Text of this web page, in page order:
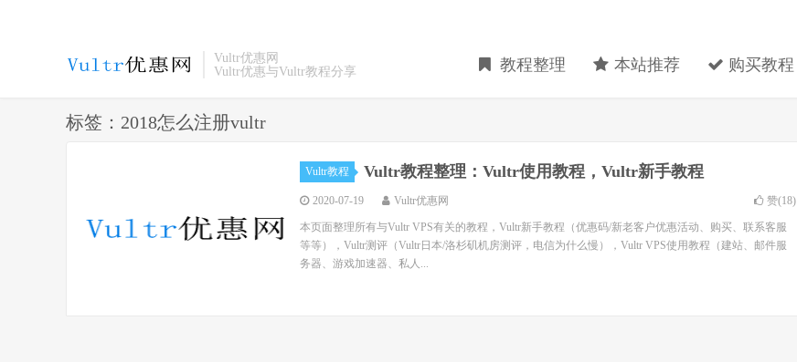
Vultr优惠网
Vultr优惠与Vultr教程分享
教程整理 本站推荐 购买教程
标签：2018怎么注册vultr
Vultr教程 Vultr教程整理：Vultr使用教程，Vultr新手教程
2020-07-19 Vultr优惠网 赞(18)
本页面整理所有与Vultr VPS有关的教程，Vultr新手教程（优惠码/新老客户优惠活动、购买、联系客服
等等），Vultr测评（Vultr日本/洛杉矶机房测评，电信为什么慢），Vultr VPS使用教程（建站、邮件服
务器、游戏加速器、私人...